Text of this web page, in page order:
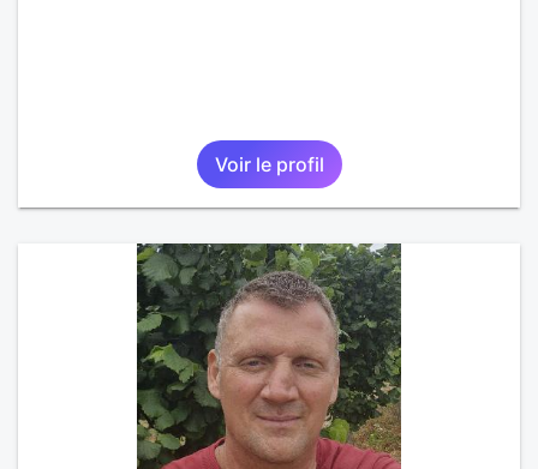
Voir le profil